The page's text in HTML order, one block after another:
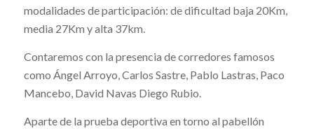
modalidades de participación: de dificultad baja 20Km,
media 27Km y alta 37km.
Contaremos con la presencia de corredores famosos
como Ángel Arroyo, Carlos Sastre, Pablo Lastras, Paco
Mancebo, David Navas Diego Rubio.
Aparte de la prueba deportiva en torno al pabellón